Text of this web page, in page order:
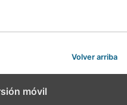
Volver arriba
móvil